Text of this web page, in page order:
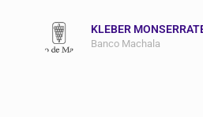
KLEBER
Banco Machala